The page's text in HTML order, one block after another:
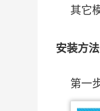
其它
安装方法
第一